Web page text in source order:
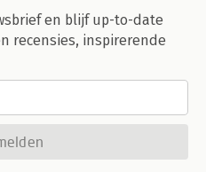
en blijf up-to-date
recensies, inspirerende